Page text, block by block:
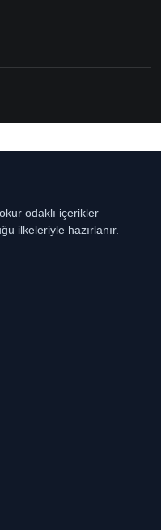
odaklı içerikler
ilkeleriyle hazırlanır.